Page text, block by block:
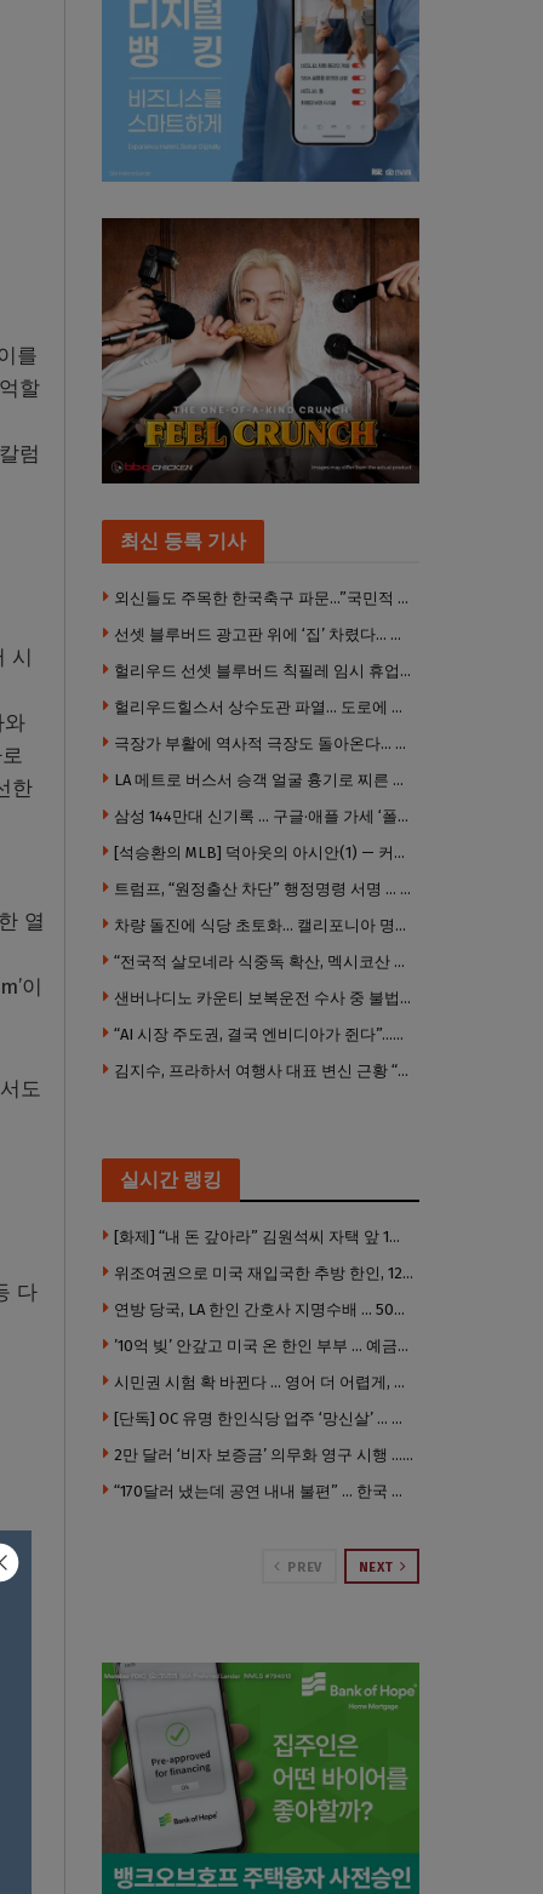
를
할
럼
시
와
한
열
이
도
다
최신 등록 기사
외신들도 주목한 한국축구 파문…”국민적 공분에 수사 재개”
선셋 블루버드 광고판 위에 ‘집’ 차렸다… 넷플릭스 영화 홍보 이색 퍼포먼스
헐리우드 선셋 블루버드 칙필레 임시 휴업… 공사장 담장은 낙서로 뒤덮여
헐리우드힐스서 상수도관 파열… 도로에 물 쏟아져 주민 약 100명 피해
극장가 부활에 역사적 극장도 돌아온다… 웨스트우드 ‘브루인 극장’ 10월 재개장 추진
LA 메트로 버스서 승객 얼굴 흉기로 찌른 증오범죄 피고인, 종신형에 징역 7년 추가 선고
삼성 144만대 신기록 … 구글·애플 가세 ‘폴더블 대전’ 열린다
[석승환의 MLB] 덕아웃의 아시안(1) — 커트 스즈키가 우리에게 묻는 것
트럼프, “원정출산 차단” 행정명령 서명 … 외국 공무원 자녀도 시민권 안준다
차량 돌진에 식당 초토화… 캘리포니아 명물 버거집 “다시 일어설 수 있도록 도와주세요”
“전국적 살모네라 식중독 확산, 멕시코산 할라피뇨”– CDC
샌버나디노 카운티 보복운전 수사 중 불법 총기 20정·탄약 2만 발 압수
“AI 시장 주도권, 결국 엔비디아가 쥔다”…모건스탠리 장담
김지수, 프라하서 여행사 대표 변신 근황 “가볼 만하니…”
실시간 랭킹
[화제] “내 돈 갚아라” 김원석씨 자택 앞 1인 광대 시위 … 한인 투자사, “108만 달러 못받아”
위조여권으로 미국 재입국한 추방 한인, 120만 달러 은행 사기 행각
연방 당국, LA 한인 간호사 지명수배 … 500만 달러 메디캐어 사기, 선고 직전 한국 도주
’10억 빚’ 안갚고 미국 온 한인 부부 … 예금보험공사, 미국서 소송
시민권 시험 확 바뀐다 … 영어 더 어렵게, 민간시험 도입 추진
[단독] OC 유명 한인식당 업주 ‘망신살’ … 육류대금 안 갚자 식당서 공개추심
2만 달러 ‘비자 보증금’ 의무화 영구 시행 … 입국 문턱 더 높아진다.
“170달러 냈는데 공연 내내 불편” … 한국 코미디언 LA공연, 음향 불량에 외모 비하 개그 논란
PREV NEXT